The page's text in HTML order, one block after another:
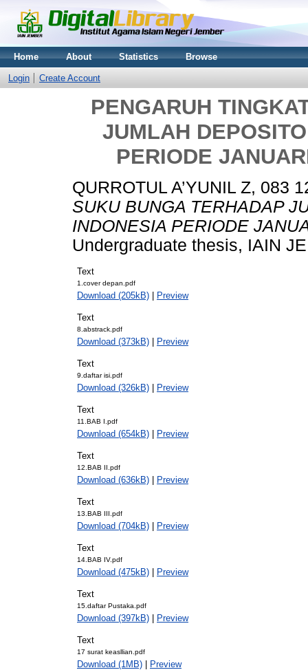
Home About Statistics Browse
Login Create Account
PENGARUH
JUMLAH
PERIODE
QURROTUL A’YUNIL Z, 083
SUKU BUNGA TERHADAP
INDONESIA PERIODE
Undergraduate thesis, IAIN
Text
1.cover depan.pdf
Download (205kB) | Preview
Text
8.abstrack.pdf
Download (373kB) | Preview
Text
9.daftar isi.pdf
Download (326kB) | Preview
Text
11.BAB I.pdf
Download (654kB) | Preview
Text
12.BAB II.pdf
Download (636kB) | Preview
Text
13.BAB III.pdf
Download (704kB) | Preview
Text
14.BAB IV.pdf
Download (475kB) | Preview
Text
15.daftar Pustaka.pdf
Download (397kB) | Preview
Text
17 surat keasllian.pdf
Download (1MB) | Preview